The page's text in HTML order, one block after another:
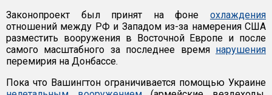
Законопроект был принят на фоне охлаждения
отношений между РФ и Западом из-за намерения США
разместить вооружения в Восточной Европе и после
самого масштабного за последнее время нарушения
перемирия на Донбассе.
Пока что Вашингтон ограничивается помощью Украине